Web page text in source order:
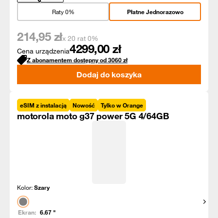
Płatne Jednorazowo
Raty 0%
Cena urządzenia4299,00 zł
214,95 złx 20 rat 0%
Z abonamentem dostępny od3060zł
Dodaj do koszyka
eSIM z instalacją Nowość Tylko w Orange
motorola moto g37 power 5G 4/64GB
Kolor:Szary
Ekran: 6.67 "